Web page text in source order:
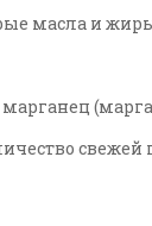
масла и жиры